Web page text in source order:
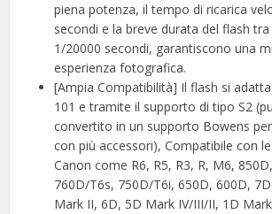
piena potenza, il tempo di ricarica
secondi e la breve durata del flash
1/20000 secondi, garantiscono una
esperienza fotografica.
[Ampia Compatibilità] Il flash si
101 e tramite il supporto di tipo S2
convertito in un supporto Bowens
con più accessori), Compatibile con
Canon come R6, R5, R3, R, M6,
760D/T6s, 750D/T6i, 650D, 600D,
Mark II, 6D, 5D Mark IV/III/II, 1D